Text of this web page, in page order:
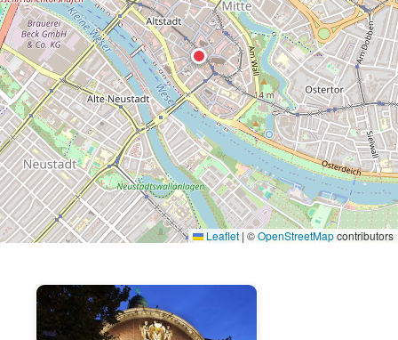
Leaflet | ©OpenStreetMapcontributors